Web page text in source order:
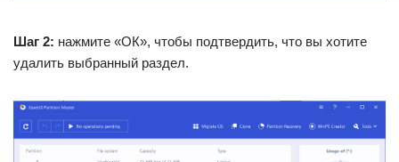
Шаг 2: нажмите «ОК», чтобы подтвердить, что вы хотите
удалить выбранный раздел.